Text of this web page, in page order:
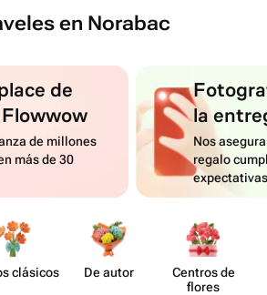
en Norabac
de
de millones
más de 30
la
Nos
regalo
clásicos De autor
Centros de
flores